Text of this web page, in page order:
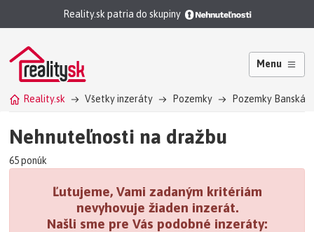
Reality.sk patria do skupiny
Menu
Reality.sk Všetky inzeráty Pozemky Pozemky Banská
Nehnuteľnosti na dražbu
65 ponúk
Ľutujeme, Vami zadaným kritériám
nevyhovuje žiaden inzerát.
Našli sme pre Vás podobné inzeráty: